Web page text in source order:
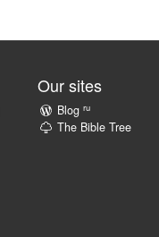
Our sites
Blog ru
The Bible Tree